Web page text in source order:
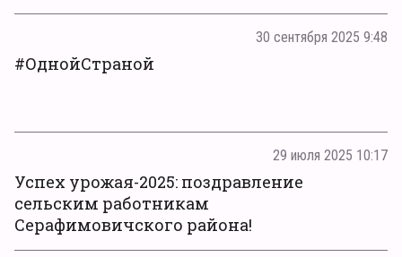
30 сентября 2025 9:48
#ОднойСтраной
29 июля 2025 10:17
Успех урожая-2025: поздравление
сельским работникам
Серафимовичского района!